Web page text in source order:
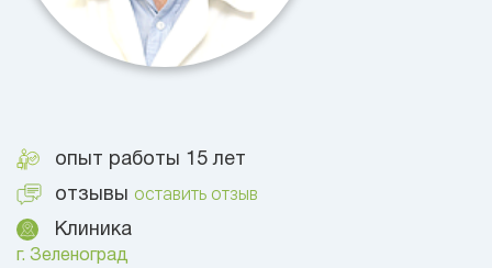
опыт работы 15 лет
отзывы оставить отзыв
Клиника
г. Зеленоград